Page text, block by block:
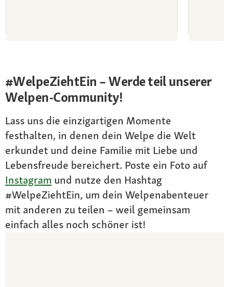
#WelpeZiehtEin – Werde teil unserer
Welpen-Community!
Lass uns die einzigartigen Momente
festhalten, in denen dein Welpe die Welt
erkundet und deine Familie mit Liebe und
Lebensfreude bereichert. Poste ein Foto auf
Instagram und nutze den Hashtag
#WelpeZiehtEin, um dein Welpenabenteuer
mit anderen zu teilen – weil gemeinsam
einfach alles noch schöner ist!